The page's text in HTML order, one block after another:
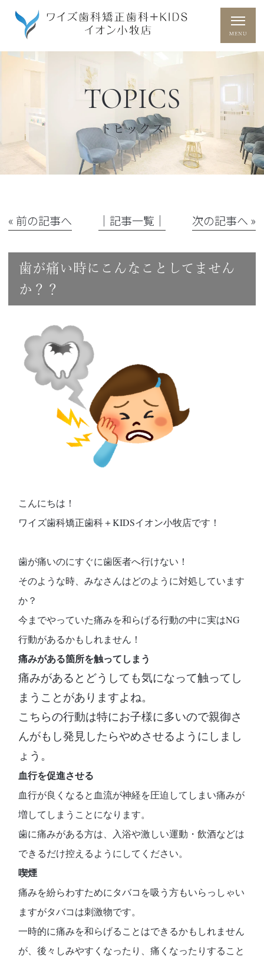
TOPICS
トピックス
« 前の記事へ │記事一覧│ 次の記事へ »
歯が痛い時にこんなことしてません
か？？
こんにちは！
ワイズ歯科矯正歯科＋KIDSイオン小牧店です！
歯が痛いのにすぐに歯医者へ行けない！
そのような時、みなさんはどのように対処しています
か？
今までやっていた痛みを和らげる行動の中に実はNG
行動があるかもしれません！
痛みがある箇所を触ってしまう
痛みがあるとどうしても気になって触ってし
まうことがありますよね。
こちらの行動は特にお子様に多いので親御さ
んがもし発見したらやめさせるようにしまし
ょう。
血行を促進させる
血行が良くなると血流が神経を圧迫してしまい痛みが
増してしまうことになります。
歯に痛みがある方は、入浴や激しい運動・飲酒などは
できるだけ控えるようにしてください。
喫煙
痛みを紛らわすためにタバコを吸う方もいらっしゃい
ますがタバコは刺激物です。
一時的に痛みを和らげることはできるかもしれません
が、後々しみやすくなったり、痛くなったりすること